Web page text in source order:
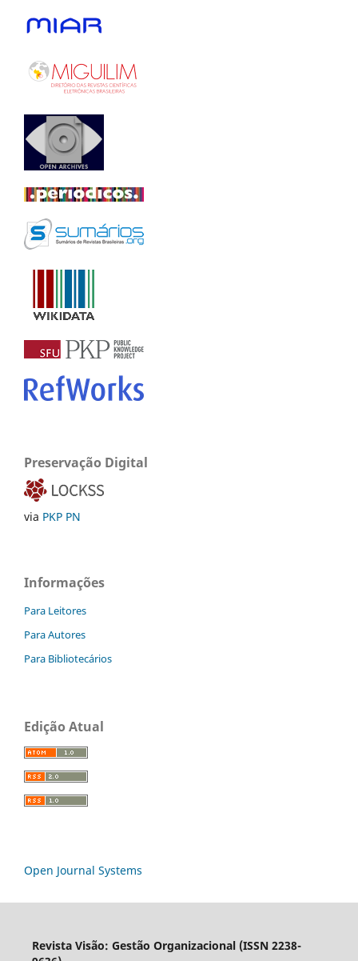
Preservação Digital
via PKP PN
Informações
Para Leitores
Para Autores
Para Bibliotecários
Edição Atual
Open Journal Systems
Revista Visão: Gestão Organizacional (ISSN 2238-